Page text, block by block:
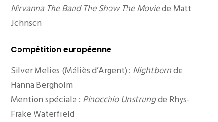
Nirvanna The Band The Show The Moviede Matt
Johnson
Compétition européenne
Silver Melies (Méliès d’Argent) : Nightbornde
Hanna Bergholm
Mention spéciale : Pinocchio Unstrungde Rhys-
Frake Waterfield